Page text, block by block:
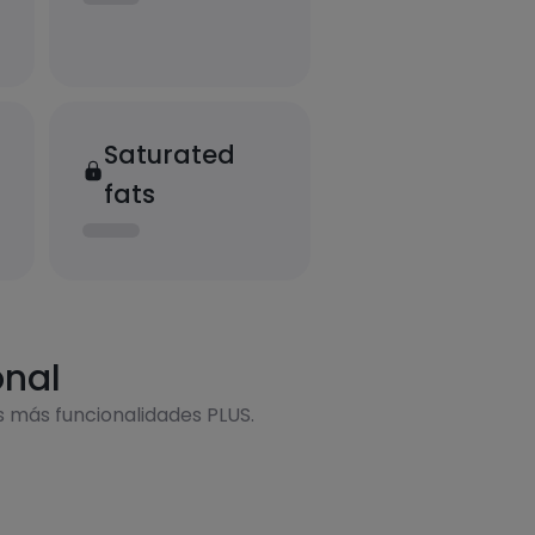
Saturated
fats
funcionalidades PLUS.